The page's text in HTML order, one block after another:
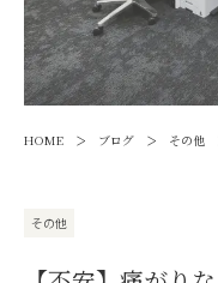
HOME > ブログ > その他
その他